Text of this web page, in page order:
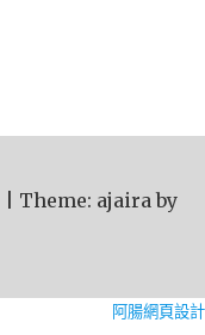
Theme: ajaira by
阿腸網頁設計